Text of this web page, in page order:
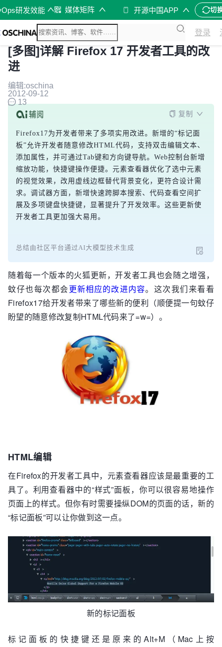
研发效能 媒体矩阵 开源中国APP 切
登录
[多图]详解 Firefox 17 开发者工具的改
进
编辑:oschina
2012-09-12
13
复制
Firefox17为开发者带来了多项实用改进。新增的“标记面
板”允许开发者随意修改HTML代码，支持双击编辑文本、
添加属性，并可通过Tab键和方向键导航。Web控制台新增
缩放功能，快捷键操作便捷。元素查看器优化了选中元素
的视觉效果，改用虚线边框替代背景变化，更符合设计需
求。调试器方面，新增快速跨脚本搜索、代码查看空间扩
展及多项键盘快捷键，显著提升了开发效率。这些更新使
开发者工具更加强大易用。
总结由社区平台通过AI大模型技术生成
随着每一个版本的火狐更新，开发者工具也会随之增强，
蚊仔也每次都会更新相应的改进内容。这次我们来看看
Firefox17给开发者带来了哪些新的便利（顺便提一句蚊仔
盼望的随意修改复制HTML代码来了=w=）。
HTML编辑
在Firefox的开发者工具中，元素查看器应该是最重要的工
具了。利用查看器中的“样式”面板， 你可以很容易地操作
页面上的样式。但你有时需要操纵DOM的页面的话，新的
“标记面板”可以让你做到这一点。
新的标记面板
标记面板的快捷键还是原来的Alt+M（Mac上按